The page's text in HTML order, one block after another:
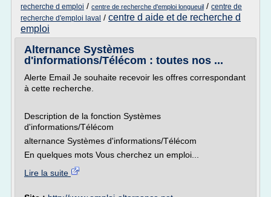
recherche d emploi / centre de recherche d'emploi longueuil / centre de
recherche d'emploi laval / centre d aide et de recherche d
emploi
Alternance Systèmes
d'informations/Télécom : toutes nos ...
Alerte Email Je souhaite recevoir les offres correspondant
à cette recherche.
Description de la fonction Systèmes
d'informations/Télécom
alternance Systèmes d'informations/Télécom
En quelques mots Vous cherchez un emploi...
Lire la suite